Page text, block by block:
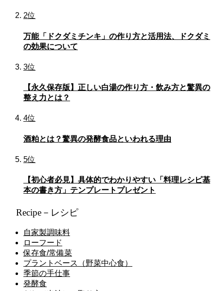
2位
万能「ドクダミチンキ」の作り方と活用法、ドクダミ
の効果について
3位
【永久保存版】正しい白湯の作り方・飲み方と驚異の
整え力とは？
4位
酒粕とは？驚異の発酵食品といわれる理由
5位
【初心者必見】具体的でわかりやすい「料理レシピ基
本の書き方」テンプレートプレゼント
Recipe－レシピ
自家製調味料
ローフード
保存食/常備菜
プラントベース（野菜中心食）
季節の手仕事
発酵食